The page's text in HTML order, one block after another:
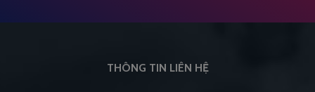
THÔNG TIN LIÊN HỆ